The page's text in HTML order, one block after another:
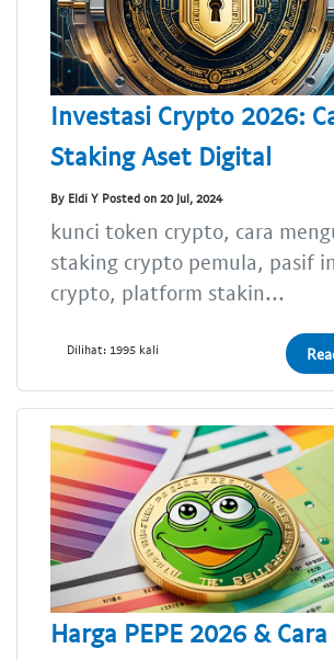
Investasi Crypto 2026:
Staking Aset Digital
By Eldi Y Posted on 20 Jul, 2024
kunci token crypto, cara
staking crypto pemula, pasif
crypto, platform stakin...
Dilihat: 1995 kali
Harga PEPE 2026 &